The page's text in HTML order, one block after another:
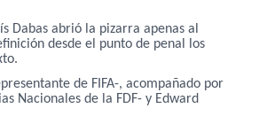
Dabas abrió la pizarra apenas al
desde el punto de penal los
de FIFA-, acompañado por
Nacionales de la FDF- y Edward